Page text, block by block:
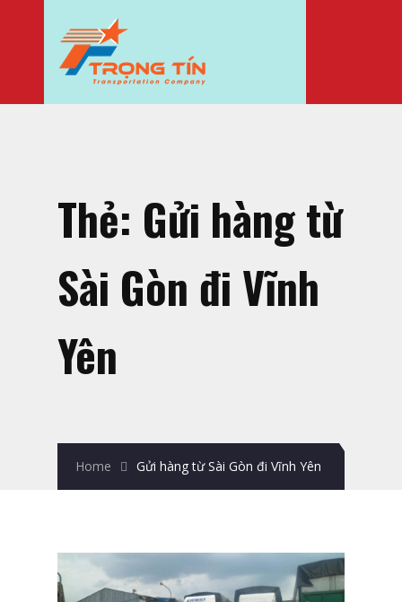
Thẻ: Gửi hàng từ
Sài Gòn đi Vĩnh
Yên
Home Gửi hàng từ Sài Gòn đi Vĩnh Yên